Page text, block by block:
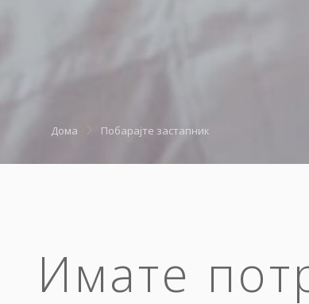
Дома Побарајте застапник
Имате